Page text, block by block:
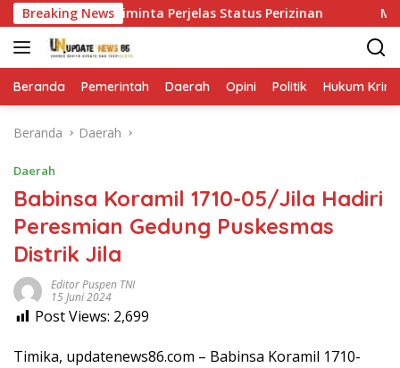
Langsung
ke
konten
Breaking NewsDiminta Perjelas Status Perizinan
Beranda Pemerintah Daerah Opini Politik Hukum
Beranda Daerah
Daerah
Babinsa Koramil 1710-05/Jila Hadiri
Peresmian Gedung Puskesmas
Distrik Jila
Editor Puspen TNI
15 Juni 2024
Post Views: 2,699
Timika, updatenews86.com – Babinsa Koramil 1710-